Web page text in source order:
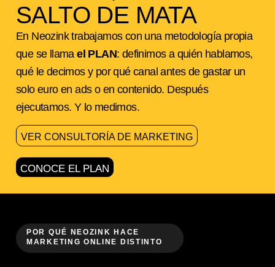
SALTO DE MATA
En Neozink trabajamos con una metodología propia
que se llamael PLAN: definimos a quién hablamos,
qué le decimos y por qué canal antes de gastar un
solo euro en ads o en contenido. Después
ejecutamos. Y lo medimos.
VER CONSULTORÍA DE MARKETING
CONOCE EL PLAN
POR QUÉ NEOZINK HACE
MARKETING ONLINE DISTINTO